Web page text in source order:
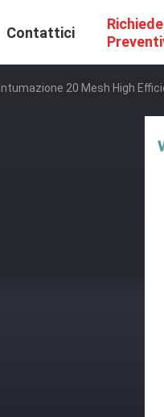
Contattici
20 Mesh High